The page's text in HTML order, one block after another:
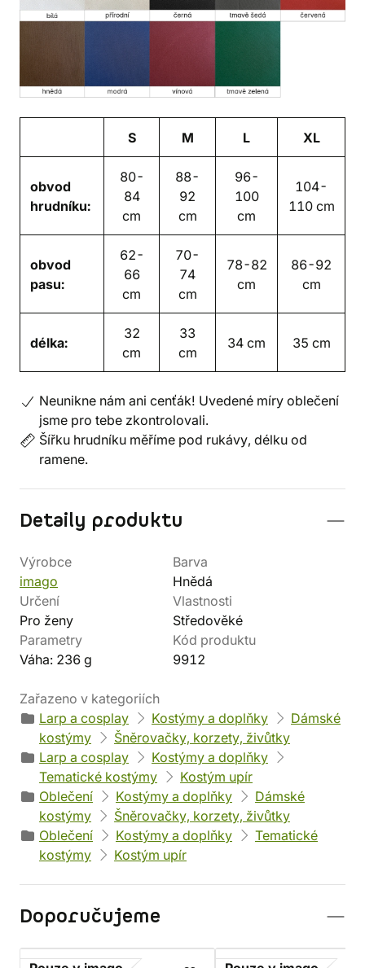
S M L XL
obvod
hrudníku:
80-
84
cm
88-
92
cm
96-
100
cm
104-
110 cm
obvod
pasu:
62-
66
cm
70-
74
cm
78-82
cm
86-92
cm
délka:
32
cm
33
cm
34 cm 35 cm
Neunikne nám ani cenťák! Uvedené míry oblečení
jsme pro tebe zkontrolovali.
Šířku hrudníku měříme pod rukávy, délku od
ramene.
Detaily produktu
Výrobce
imago
Barva
Hnědá
Určení
Pro ženy
Vlastnosti
Středověké
Parametry
Váha: 236 g
Kód produktu
9912
Zařazeno v kategoriích
Larp a cosplay
Kostýmy a doplňky
Dámské
kostýmy
Šněrovačky, korzety, živůtky
Larp a cosplay
Kostýmy a doplňky
Tematické kostýmy
Kostým upír
Oblečení
Kostýmy a doplňky
Dámské
kostýmy
Šněrovačky, korzety, živůtky
Oblečení
Kostýmy a doplňky
Tematické
kostýmy
Kostým upír
Doporučujeme